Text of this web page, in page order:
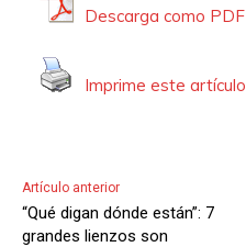
Descarga como PDF
Imprime este artículo
Artículo anterior
“Qué digan dónde están”: 7
grandes lienzos son